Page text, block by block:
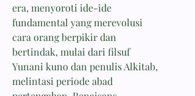
era, menyoroti ide-ide
fundamental yang merevolusi
cara orang berpikir dan
bertindak, mulai dari filsuf
Yunani kuno dan penulis Alkitab,
melintasi periode abad